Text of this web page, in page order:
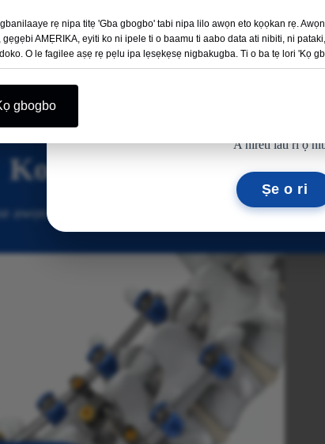
Atunṣe Ita
Ko le Wa Awọn ọja
awọn solusan aṣa si gbogbo awọn alabara wa
Ka siwaju →
A nireti lati ri ọ
Ṣe o ri
rẹ nipa titẹ 'Gba gbogbo' tabi nipa lilo awọn eto kọọkan rẹ.
gẹgẹbi AMẸRIKA, eyiti ko ni ipele ti o baamu ti aabo data ati nibiti, ni
O le fagilee aṣẹ rẹ pẹlu ipa lẹsẹkẹsẹ nigbakugba. Ti o ba tẹ lori 'Kọ
gbogbo